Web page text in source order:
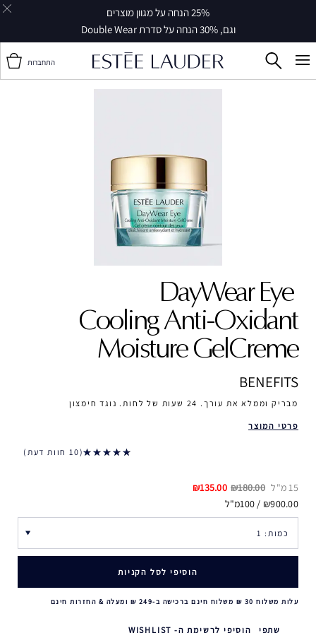
25% הנחה על מגוון מוצרים
וגם, 30% הנחה על סדרת Double Wear
התחברות
DayWear Eye ‎
Cooling Anti-Oxidant
Moisture GelCreme
BENEFITS
מבריק וממלא את עורך. 24 שעות של לחות. נוגד חימצון
פרטי המוצר
10 חוות דעת
15 מ"ל ₪180.00
₪135.00
₪900.00 / 100מ"ל
הוסיפי לסל הקניות
עלות משלוח 30 ₪ משלוח חינם ברכישה ב-249 ₪ ומעלה & החזרות חינם
שתפי הוסיפי לרשימת ה- WISHLIST